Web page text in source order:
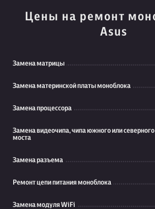
Цены на ремонт
Asus
Замена матрицы
Замена материнской платы моноблока
Замена процессора
Замена видеочипа, чипа южного или северного
моста
Замена разъема
Ремонт цепи питания моноблока
Замена модуля WiFi